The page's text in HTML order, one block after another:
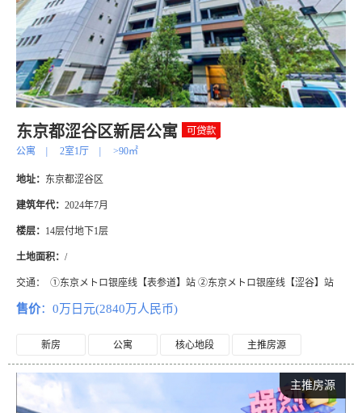
东京都涩谷区新居公寓
公寓 | 2室1厅 | >90㎡
地址： 东京都涩谷区
建筑年代： 2024年7月
楼层： 14层付地下1层
土地面积： /
交通： ①东京メトロ银座线【表参道】站 ②东京メトロ银座线【涩谷】站
售价：0万日元(2840万人民币)
新房 公寓 核心地段 主推房源
主推房源